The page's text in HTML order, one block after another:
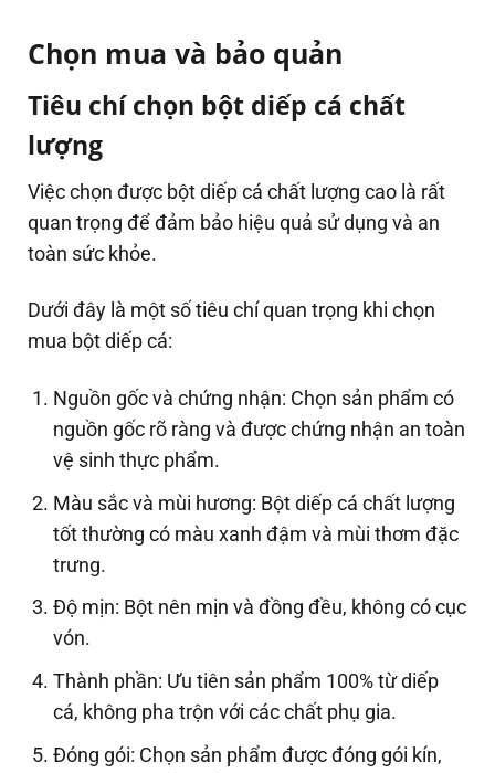
Chọn mua và bảo quản
Tiêu chí chọn bột diếp cá chất
lượng
Việc chọn được bột diếp cá chất lượng cao là rất
quan trọng để đảm bảo hiệu quả sử dụng và an
toàn sức khỏe.
Dưới đây là một số tiêu chí quan trọng khi chọn
mua bột diếp cá:
Nguồn gốc và chứng nhận: Chọn sản phẩm có
nguồn gốc rõ ràng và được chứng nhận an toàn
vệ sinh thực phẩm.
Màu sắc và mùi hương: Bột diếp cá chất lượng
tốt thường có màu xanh đậm và mùi thơm đặc
trưng.
Độ mịn: Bột nên mịn và đồng đều, không có cục
vón.
Thành phần: Ưu tiên sản phẩm 100% từ diếp
cá, không pha trộn với các chất phụ gia.
Đóng gói: Chọn sản phẩm được đóng gói kín,